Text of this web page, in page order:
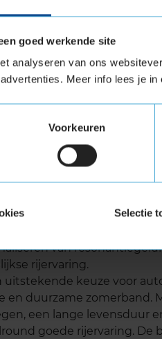
goed werkende site
analyseren van ons
Meer info lees je in
Voorkeuren
Selectie
met een focus op
en een
in vergelijking met veel
ANWB bevestigen dat
Dit betekent dat je
niet alleen
is relatief
in zijn klasse. Dit draagt
het comfort verhoogt.
van
rijervaring.
uitstekende keuze voor
en duurzame zomerband.
een lange levensduur
goede rijervaring. De